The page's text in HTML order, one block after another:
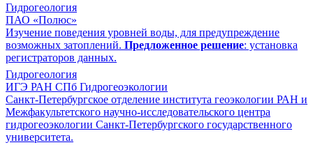
Гидрогеология
ПАО «Полюс»
Изучение поведения уровней воды, для предупреждение
возможных затоплений. Предложенное решение: установка
регистраторов данных.
Гидрогеология
ИГЭ РАН СПб Гидрогеоэкологии
Санкт-Петербургское отделение института геоэкологии РАН и
Межфакультетского научно-исследовательского центра
гидрогеоэкологии Санкт-Петербургского государственного
университета.